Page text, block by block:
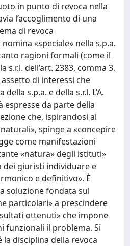
in punto di revoca nella
l’accoglimento di una
di revoca
«speciale» nella s.p.a.
ragioni formali (come il
s.r.l. dell’art. 2383, comma 3,
di interessi che
s.p.a. e della s.r.l. L’A.
espresse da parte della
che, ispirandosi al
spinge a «concepire
come manifestazioni
«natura» degli istituti»
dei giuristi individuare e
e definitivo». È
soluzione fondata sul
particolari» a prescindere
ottenuti» che impone
funzionali il problema. Si
disciplina della revoca